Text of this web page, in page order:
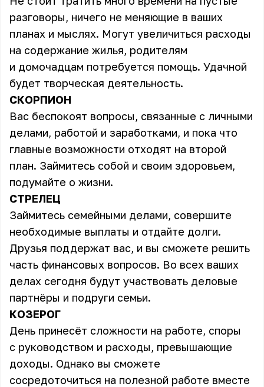
разговоры, ничего не меняющие в ваших
планах и мыслях. Могут увеличиться расходы
на содержание жилья, родителям
и домочадцам потребуется помощь. Удачной
будет творческая деятельность.
СКОРПИОН
Вас беспокоят вопросы, связанные с личными
делами, работой и заработками, и пока что
главные возможности отходят на второй
план. Займитесь собой и своим здоровьем,
подумайте о жизни.
СТРЕЛЕЦ
Займитесь семейными делами, совершите
необходимые выплаты и отдайте долги.
Друзья поддержат вас, и вы сможете решить
часть финансовых вопросов. Во всех ваших
делах сегодня будут участвовать деловые
партнёры и подруги семьи.
КОЗЕРОГ
День принесёт сложности на работе, споры
с руководством и расходы, превышающие
доходы. Однако вы сможете
сосредоточиться на полезной работе вместе